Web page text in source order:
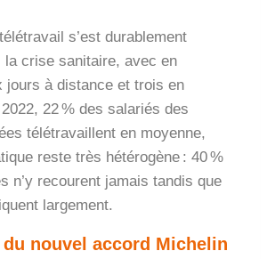
s’est durablement
la crise sanitaire, avec en
jours à distance et trois en
22 % des salariés des
télétravaillent en moyenne,
reste très hétérogène : 40 %
n’y recourent jamais tandis que
largement.
du nouvel accord Michelin